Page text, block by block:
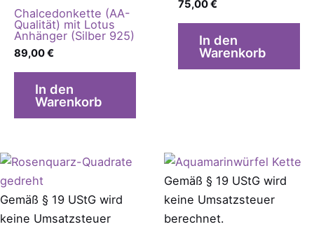
Chalcedonkette (AA-
Qualität) mit Lotus
Anhänger (Silber 925)
89,00€
In den
Warenkorb
75,00€
In den
Warenkorb
Gemäß § 19 UStG wird
keine Umsatzsteuer
Gemäß § 19 UStG wird
keine Umsatzsteuer
berechnet.